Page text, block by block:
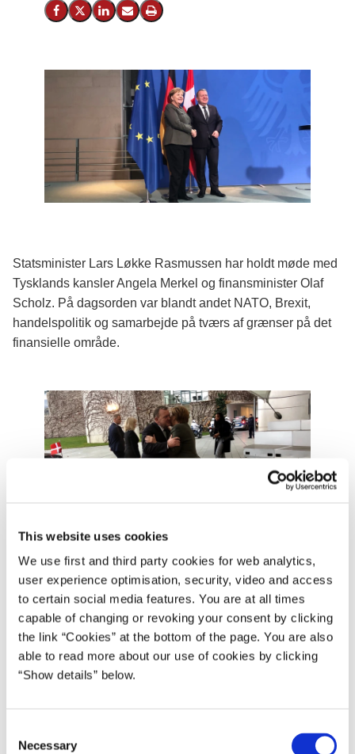
This website uses cookies
We use first and third party cookies for web analytics,
user experience optimisation, security, video and access
to certain social media features. You are at all times
capable of changing or revoking your consent by clicking
the link “Cookies” at the bottom of the page. You are also
able to read more about our use of cookies by clicking
“Show details” below.
Necessary
Del på Facebook
Del på X (Twitter)
Del på LinkedIn
Send email
Print
Statsminister Lars Løkke Rasmussen har holdt møde med
Tysklands kansler Angela Merkel og finansminister Olaf
Scholz. På dagsorden var blandt andet NATO, Brexit,
handelspolitik og samarbejde på tværs af grænser på det
finansielle område.
”Tyskland er en af vores allernærmeste allierede og en
central partner i EU. Lige nu er der mange afgørende
forhandlinger i gang om vores fælles fremtid i EU.
Samarbejdet er vigtigt for, at danske synspunkter gør sig
gældende i de drøftelser.